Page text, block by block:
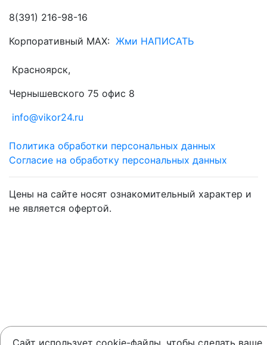
8(391) 216-98-16
Корпоративный MAX: Жми НАПИСАТЬ
Красноярск,
Чернышевского 75 офис 8
info@vikor24.ru
Политика обработки персональных данных
Согласие на обработку персональных данных
Цены на сайте носят ознакомительный характер и
не является офертой.
Сайт использует cookie-файлы, чтобы сделать ваше